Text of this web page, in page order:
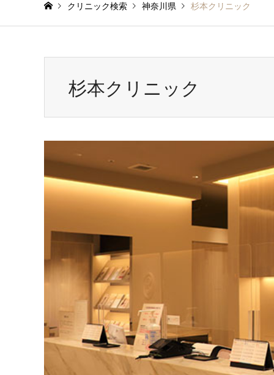
クリニック検索 神奈川県 杉本クリニック
杉本クリニック